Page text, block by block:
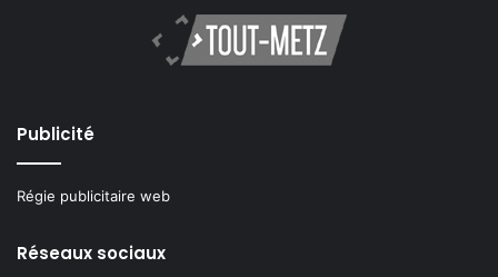
Publicité
Régie publicitaire web
Réseaux sociaux